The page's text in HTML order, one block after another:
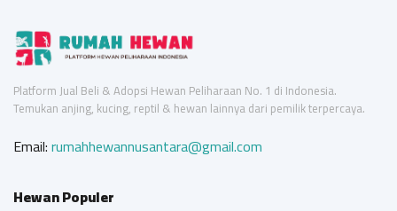
Platform Jual Beli & Adopsi Hewan Peliharaan No. 1 di Indonesia.
Temukan anjing, kucing, reptil & hewan lainnya dari pemilik terpercaya.
Email:rumahhewannusantara@gmail.com
Hewan Populer